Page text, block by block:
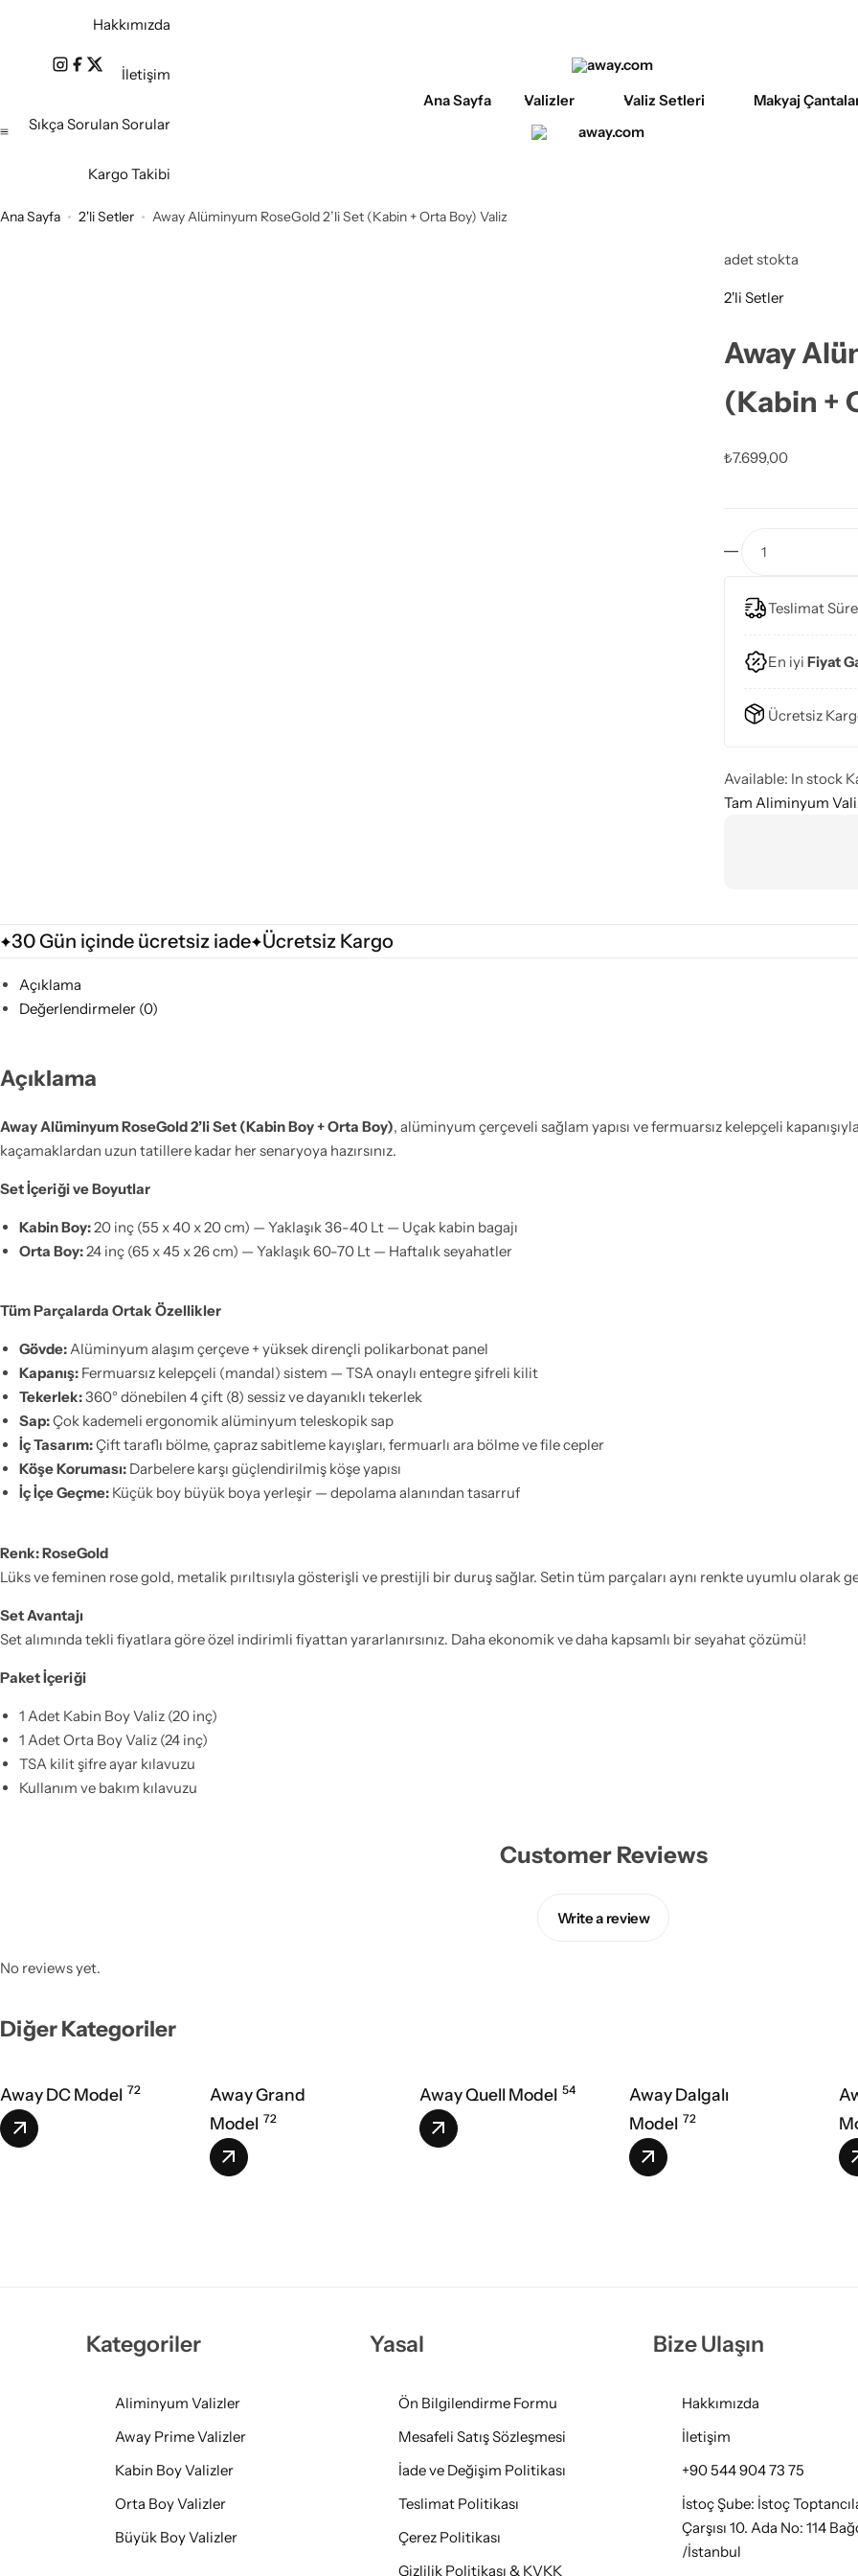
Hakkımızda
İletişim
Sıkça Sorulan Sorular
Kargo Takibi
Ana Sayfa Valizler Valiz Setleri Makyaj
Ana Sayfa 2'li Setler Away Alüminyum RoseGold 2’li Set (Kabin + Orta Boy) Valiz
adet stokta
2'li Setler
Away
(Kabin +
₺7.699,00
Teslimat
En iyi Fiyat
Ücretsiz
Available: In stock
Tam Aliminyum
30 Gün içinde ücretsiz iade Ücretsiz Kargo
Açıklama
Değerlendirmeler (0)
Açıklama
Away Alüminyum RoseGold 2’li Set (Kabin Boy + Orta Boy), alüminyum çerçeveli sağlam yapısı ve fermuarsız kelepçeli
kaçamaklardan uzun tatillere kadar her senaryoya hazırsınız.
Set İçeriği ve Boyutlar
Kabin Boy:20 inç (55 x 40 x 20 cm) — Yaklaşık 36-40 Lt — Uçak kabin bagajı
Orta Boy:24 inç (65 x 45 x 26 cm) — Yaklaşık 60-70 Lt — Haftalık seyahatler
Tüm Parçalarda Ortak Özellikler
Gövde:Alüminyum alaşım çerçeve + yüksek dirençli polikarbonat panel
Kapanış:Fermuarsız kelepçeli (mandal) sistem — TSA onaylı entegre şifreli kilit
Tekerlek:360° dönebilen 4 çift (8) sessiz ve dayanıklı tekerlek
Sap:Çok kademeli ergonomik alüminyum teleskopik sap
İç Tasarım:Çift taraflı bölme, çapraz sabitleme kayışları, fermuarlı ara bölme ve file cepler
Köşe Koruması:Darbelere karşı güçlendirilmiş köşe yapısı
İç İçe Geçme:Küçük boy büyük boya yerleşir — depolama alanından tasarruf
Renk: RoseGold
Lüks ve feminen rose gold, metalik pırıltısıyla gösterişli ve prestijli bir duruş sağlar. Setin tüm parçaları aynı renkte uyumlu olarak
Set Avantajı
Set alımında tekli fiyatlara göre özel indirimli fiyattan yararlanırsınız. Daha ekonomik ve daha kapsamlı bir seyahat çözümü!
Paket İçeriği
1 Adet Kabin Boy Valiz (20 inç)
1 Adet Orta Boy Valiz (24 inç)
TSA kilit şifre ayar kılavuzu
Kullanım ve bakım kılavuzu
Customer Reviews
Write a review
No reviews yet.
Diğer Kategoriler
Away DC Model 72
Away Grand
Model 72
Away Quell Model 54
Away Dalgalı
Model 72
Kategoriler
Aliminyum Valizler
Away Prime Valizler
Kabin Boy Valizler
Orta Boy Valizler
Büyük Boy Valizler
Yasal
Ön Bilgilendirme Formu
Mesafeli Satış Sözleşmesi
İade ve Değişim Politikası
Teslimat Politikası
Çerez Politikası
Gizlilik Politikası & KVKK
Bize Ulaşın
Hakkımızda
İletişim
+90 544 904 73 75
İstoç Şube: İstoç
Çarşısı 10. Ada No: 114
/İstanbul